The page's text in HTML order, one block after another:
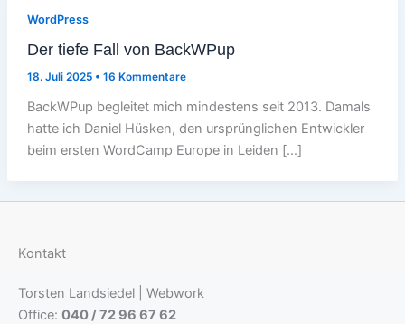
WordPress
Der tiefe Fall von BackWPup
18. Juli 2025 • 16 Kommentare
BackWPup begleitet mich mindestens seit 2013. Damals
hatte ich Daniel Hüsken, den ursprünglichen Entwickler
beim ersten WordCamp Europe in Leiden […]
Kontakt
Torsten Landsiedel | Webwork
Office: 040 / 72 96 67 62